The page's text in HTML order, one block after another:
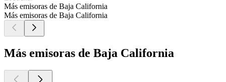
Más emisoras de Baja California
Más emisoras de Baja California
Más emisoras de Baja California